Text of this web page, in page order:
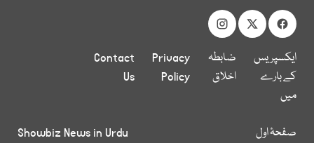
ایکسپریس
کے بارے
میں
ضابطہ
اخلاق
Privacy
Policy
Contact
Us
صفحۂ اول
Showbiz News in Urdu